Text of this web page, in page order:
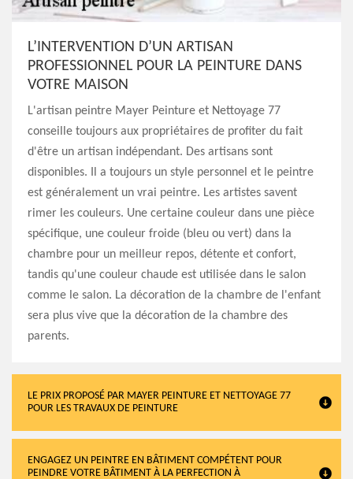
L’INTERVENTION D’UN ARTISAN
PROFESSIONNEL POUR LA PEINTURE DANS
VOTRE MAISON
L'artisan peintre Mayer Peinture et Nettoyage 77
conseille toujours aux propriétaires de profiter du fait
d'être un artisan indépendant. Des artisans sont
disponibles. Il a toujours un style personnel et le peintre
est généralement un vrai peintre. Les artistes savent
rimer les couleurs. Une certaine couleur dans une pièce
spécifique, une couleur froide (bleu ou vert) dans la
chambre pour un meilleur repos, détente et confort,
tandis qu'une couleur chaude est utilisée dans le salon
comme le salon. La décoration de la chambre de l'enfant
sera plus vive que la décoration de la chambre des
parents.
LE PRIX PROPOSÉ PAR MAYER PEINTURE ET NETTOYAGE 77
POUR LES TRAVAUX DE PEINTURE
ENGAGEZ UN PEINTRE EN BÂTIMENT COMPÉTENT POUR
PEINDRE VOTRE BÂTIMENT À LA PERFECTION À